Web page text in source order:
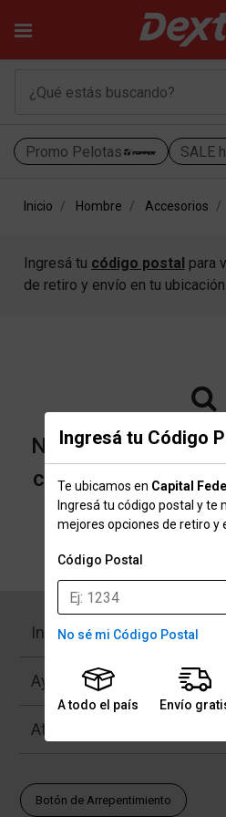
Promo Pelotas SALE
Ingresá tu Código
Te ubicamos en Capital
Ingresá tu código postal y te
mejores opciones de retiro y
Código Postal
No sé mi Código Postal
A todo el país Envío
Inicio Hombre Accesorios
Ingresá tu código postal para
de retiro y envío en tu ubicación.
No encontramos
categoría
Institucional
Ayuda
Atención al Cliente
Botón de Arrepentimiento